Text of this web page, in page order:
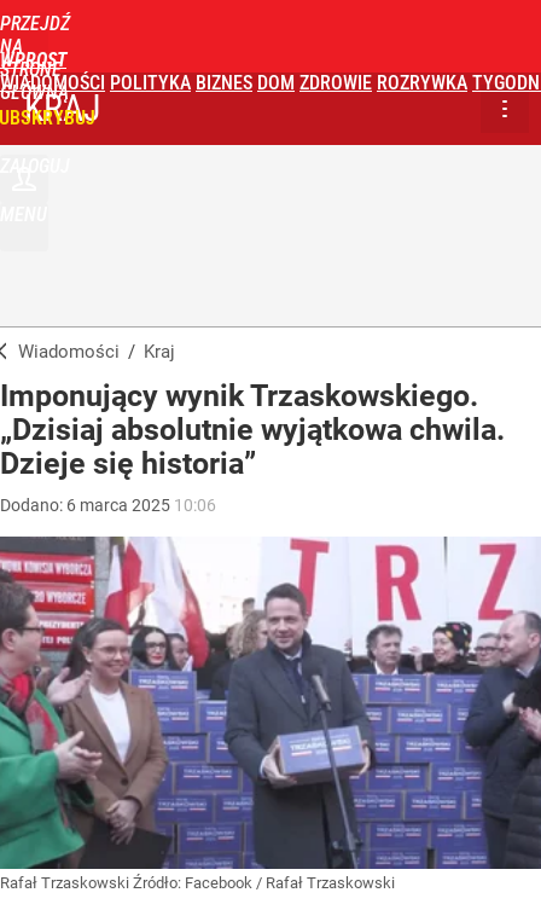
PRZEJDŹ
NA
STRONĘ
GŁÓWNĄ
WPROST
WIADOMOŚCI POLITYKA BIZNES DOM ZDROWIE ROZRYWKA
KRAJ
Wiadomości / Kraj
Imponujący wynik Trzaskowskiego.
„Dzisiaj absolutnie wyjątkowa chwila.
Dzieje się historia”
Dodano: 6 marca 2025 10:06
Rafał Trzaskowski Źródło: Facebook / Rafał Trzaskowski